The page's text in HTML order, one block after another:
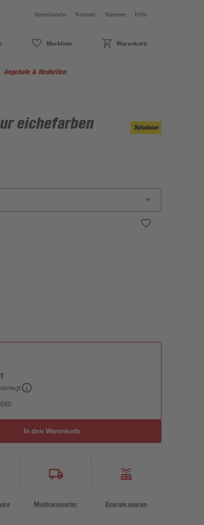
Vorteilskarte Kontakt Karriere Hilfe
Merkliste Warenkorb
Angebote & Neuheiten
eichefarben
In den Warenkorb
Miettransporter Energie sparen